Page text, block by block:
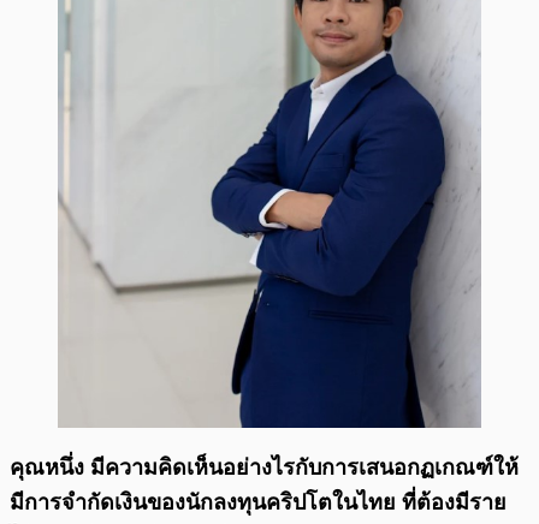
คุณหนึ่ง มีความคิดเห็นอย่างไรกับการเสนอกฏเกณฑ์ให้
มีการจำกัดเงินของนักลงทุนคริปโตในไทย ที่ต้องมีราย